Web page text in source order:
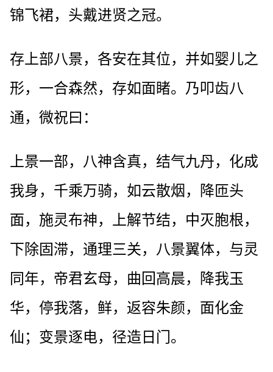
锦飞裙，头戴进贤之冠。
存上部八景，各安在其位，并如婴儿之
形，一合森然，存如面睹。乃叩齿八
通，微祝曰：
上景一部，八神含真，结气九丹，化成
我身，千乘万骑，如云散烟，降匝头
面，施灵布神，上解节结，中灭胞根，
下除固滞，通理三关，八景翼体，与灵
同年，帝君玄母，曲回高晨，降我玉
华，停我落，鲜，返容朱颜，面化金
仙；变景逐电，径造日门。